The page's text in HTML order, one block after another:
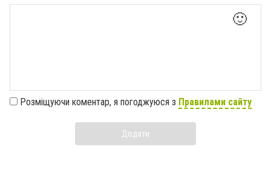
🙂
Розміщуючи коментар, я погоджуюся з Правилами сайту
Додати